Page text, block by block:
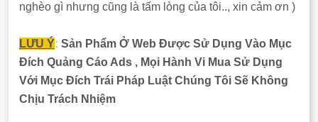
Quảng Cáo Ads , Mọi Hành Vi Mua Sử Dụng Với Mục Đích
Trái PhápLuật Chúng Tôi Sẽ Không Chịu Trách Nhiệm
Hệ thống buff tương tác mạng xã hội uy tín chất lượng: